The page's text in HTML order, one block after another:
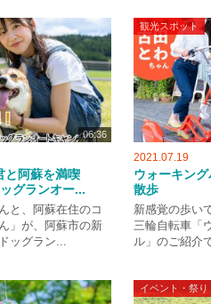
06:36
と阿蘇を満喫
グランオー...
と、阿蘇在住のコ
」が、阿蘇市の新
ッグラン...
観光スポット
2021.07.19
ウォーキン
散歩
新感覚の歩い
三輪自転車「
ル」のご紹介
イベント・祭り